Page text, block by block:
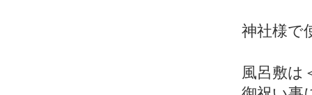
神社様で
風呂敷は